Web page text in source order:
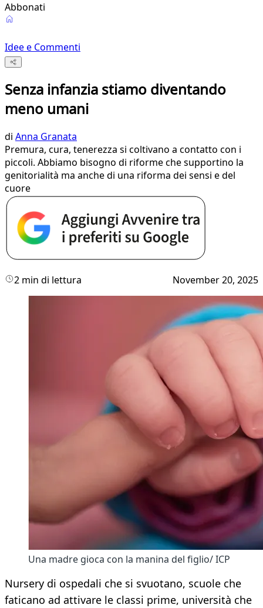
Abbonati
Idee e Commenti
Senza infanzia stiamo diventando
meno umani
di Anna Granata
Premura, cura, tenerezza si coltivano a contatto con i
piccoli. Abbiamo bisogno di riforme che supportino la
genitorialità ma anche di una riforma dei sensi e del
cuore
2 min di lettura November 20, 2025
Una madre gioca con la manina del figlio/ ICP
Nursery di ospedali che si svuotano, scuole che
faticano ad attivare le classi prime, università che